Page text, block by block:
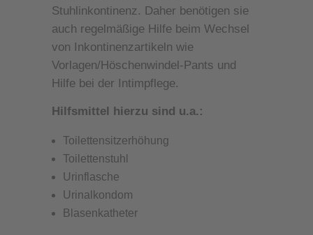
Stuhlinkontinenz. Daher benötigen sie
auch regelmäßige Hilfe beim Wechsel
von Inkontinenzartikeln wie
Vorlagen/Höschenwindel-Pants und
Hilfe bei der Intimpflege.
Hilfsmittel hierzu sind u.a.:
Toilettensitzerhöhung
Toilettenstuhl
Urinflasche
Urinalkondom
Blasenkatheter